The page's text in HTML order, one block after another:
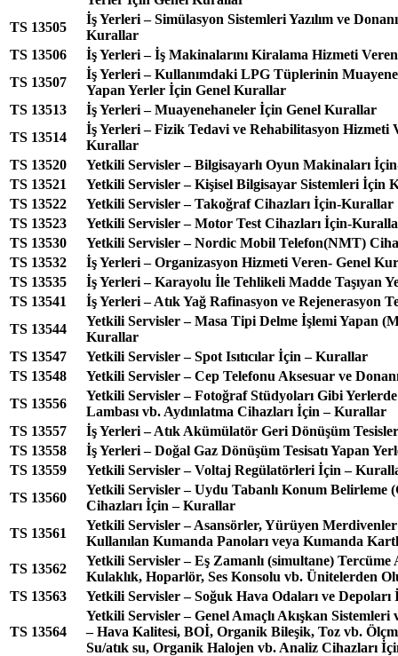
TS 13505
İş Yerleri – Simülasyon Sistemleri Yazılım ve
Kurallar
TS 13506
İş Yerleri – İş Makinalarını Kiralama Hizmeti
TS 13507
İş Yerleri – Kullanımdaki LPG Tüplerinin
Yapan Yerler İçin Genel Kurallar
TS 13513
İş Yerleri – Muayenehaneler İçin Genel Kurallar
TS 13514
İş Yerleri – Fizik Tedavi ve Rehabilitasyon Hizmeti
Kurallar
TS 13520
Yetkili Servisler – Bilgisayarlı Oyun Makinaları
TS 13521
Yetkili Servisler – Kişisel Bilgisayar Sistemleri İçin
TS 13522
Yetkili Servisler – Takoğraf Cihazları İçin-Kurallar
TS 13523
Yetkili Servisler – Motor Test Cihazları İçin-
TS 13530
Yetkili Servisler – Nordic Mobil Telefon(NMT)
TS 13532
İş Yerleri – Organizasyon Hizmeti Veren- Genel
TS 13535
İş Yerleri – Karayolu İle Tehlikeli Madde Taşıyan
TS 13541
İş Yerleri – Atık Yağ Rafinasyon ve Rejenerasyon
TS 13544
Yetkili Servisler – Masa Tipi Delme İşlemi Yapan
Kurallar
TS 13547
Yetkili Servisler – Spot Isıtıcılar İçin – Kurallar
TS 13548
Yetkili Servisler – Cep Telefonu Aksesuar ve
TS 13556
Yetkili Servisler – Fotoğraf Stüdyoları Gibi
Lambası vb. Aydınlatma Cihazları İçin – Kurallar
TS 13557
İş Yerleri – Atık Akümülatör Geri Dönüşüm
TS 13558
İş Yerleri – Doğal Gaz Dönüşüm Tesisatı Yapan
TS 13559
Yetkili Servisler – Voltaj Regülatörleri İçin –
TS 13560
Yetkili Servisler – Uydu Tabanlı Konum Belirleme
Cihazları İçin – Kurallar
TS 13561
Yetkili Servisler – Asansörler, Yürüyen
Kullanılan Kumanda Panoları veya Kumanda
TS 13562
Yetkili Servisler – Eş Zamanlı (simultane) Tercüme
Kulaklık, Hoparlör, Ses Konsolu vb. Ünitelerden
TS 13563
Yetkili Servisler – Soğuk Hava Odaları ve
TS 13564
Yetkili Servisler – Genel Amaçlı Akışkan Sistemleri
– Hava Kalitesi, BOİ, Organik Bileşik, Toz vb.
Su/atık su, Organik Halojen vb. Analiz Cihazları